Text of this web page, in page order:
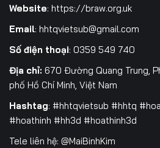
Website: https://braw.org.uk
Email: hhtqvietsub@gmail.com
Số điện thoại: 0359 549 740
Địa chỉ: 670 Đường Quang Trung,
phố Hồ Chí Minh, Việt Nam
Hashtag: #hhtqvietsub #hhtq
#hoathinh #hh3d #hoathinh3d
Tele liên hệ: @MaiBinhKim